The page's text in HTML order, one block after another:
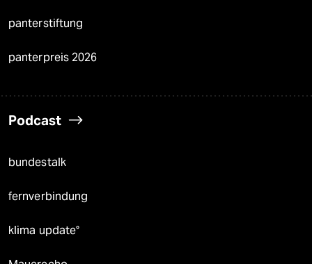
panterstiftung
panterpreis 2026
Podcast
bundestalk
fernverbindung
klima update°